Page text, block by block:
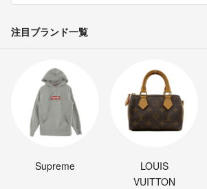
注目ブランド一覧
Supreme
LOUIS
VUITTON